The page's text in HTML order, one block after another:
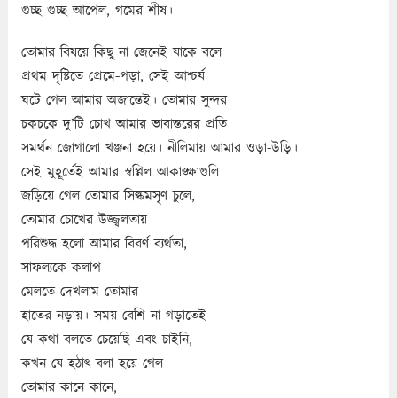
গুচ্ছ গুচ্ছ আপেল, গমের শীষ।
তোমার বিষয়ে কিছু না জেনেই যাকে বলে
প্রথম দৃষ্টিতে প্রেমে-পড়া, সেই আশ্চর্য
ঘটে গেল আমার অজান্তেই। তোমার সুন্দর
চকচকে দু’টি চোখ আমার ভাবান্তরের প্রতি
সমর্থন জোগালো খঞ্জনা হয়ে। নীলিমায় আমার ওড়া-উড়ি।
সেই মুহূর্তেই আমার স্বপ্নিল আকাঙ্ক্ষাগুলি
জড়িয়ে গেল তোমার সিল্কমসৃণ চুলে,
তোমার চোখের উজ্জ্বলতায়
পরিশুদ্ধ হলো আমার বিবর্ণ ব্যর্থতা,
সাফল্যকে কলাপ
মেলতে দেখলাম তোমার
হাতের নড়ায়। সময় বেশি না গড়াতেই
যে কথা বলতে চেয়েছি এবং চাইনি,
কখন যে হঠাৎ বলা হয়ে গেল
তোমার কানে কানে,